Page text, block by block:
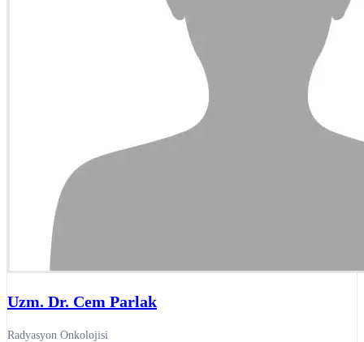
Uzm. Dr. Cem Parlak
Radyasyon Onkolojisi